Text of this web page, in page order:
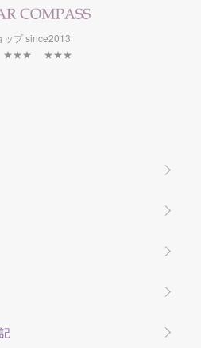
ラインショップ since2013
★★★